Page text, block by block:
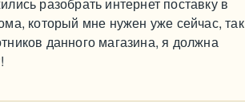
который мне нужен уже сейчас, так
данного магазина, я должна